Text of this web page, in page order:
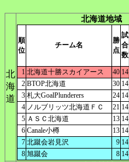
北
海
道
北海道地域
順
位
チーム名
勝
点
試
合
数
1 北海道十勝スカイアース 40 14
2 BTOP北海道 30 14
3 札大GoalPlunderers 24 14
4 ノルブリッツ北海道ＦＣ 21 14
5 ＡＳＣ北海道 13 14
6 Canale小樽 13 14
7 北蹴会岩見沢 9 14
8 旭蹴会 8 14